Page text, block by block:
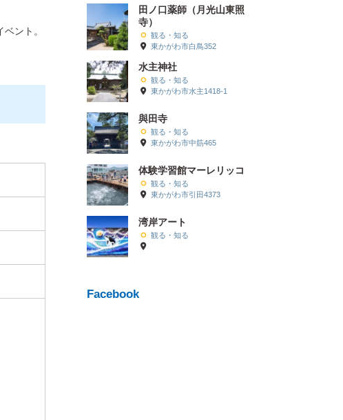
ント。
田ノ口薬師（月光山東照
寺）
観る・知る
東かがわ市白鳥352
水主神社
観る・知る
東かがわ市水主1418-1
與田寺
観る・知る
東かがわ市中筋465
体験学習館マーレリッコ
観る・知る
東かがわ市引田4373
湾岸アート
観る・知る
Facebook